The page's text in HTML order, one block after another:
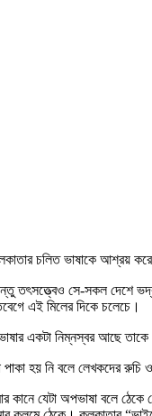
চলিত ভাষাকে আশ্রয়
সে-সকল দেশে
এই মিলের দিকে চলেচে।
একটা নিম্নস্বর আছে তাকে
হয় নি বলে লেখকদের রুচি
যেটা অপভাষা বলে